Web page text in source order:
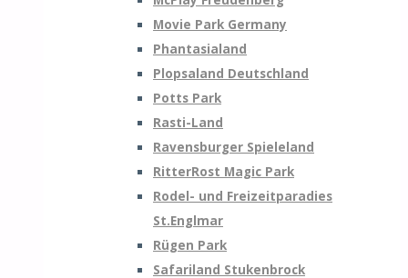
Movie Park Germany
Phantasialand
Plopsaland Deutschland
Potts Park
Rasti-Land
Ravensburger Spieleland
RitterRost Magic Park
Rodel- und Freizeitparadies
St.Englmar
Rügen Park
Safariland Stukenbrock